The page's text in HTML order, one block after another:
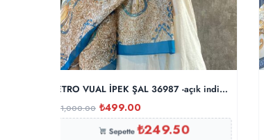
ETRO VUAL İPEK ŞAL 36987 -açık indigo/altın
1,000.00 ₺499.00
Sepette₺249.50